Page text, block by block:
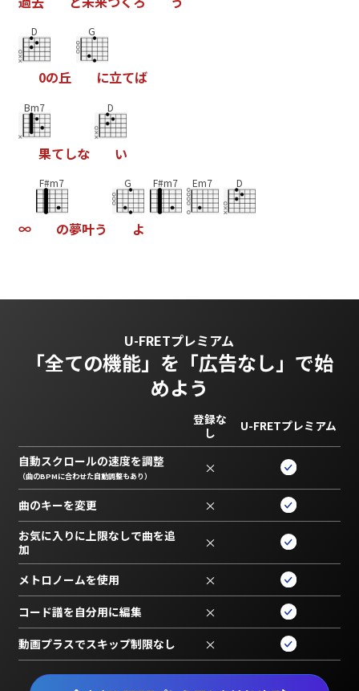
D
0の丘
G
に立てば
Bm7
果てしな
D
い
∞
F#m7
の夢叶う
G
よ
F#m7 Em7 D
U-FRETプレミアム
「全ての機能」を 「広告なし」で始
めよう
登録な
し
U-FRETプレミアム
自動スクロールの速度を調整
（曲のBPMに合わせた自動調整もあり） ×
曲のキーを変更 ×
お気に入りに上限なしで曲を追
加
×
メトロノームを使用 ×
コード譜を自分用に編集 ×
動画プラスでスキップ制限なし ×